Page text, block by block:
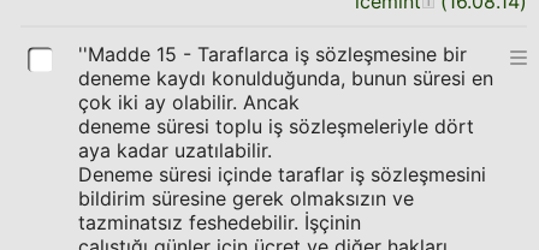
''Madde 15 - Taraflarca iş sözleşmesine bir
deneme kaydı konulduğunda, bunun süresi en
çok iki ay olabilir. Ancak
deneme süresi toplu iş sözleşmeleriyle dört
aya kadar uzatılabilir.
Deneme süresi içinde taraflar iş sözleşmesini
bildirim süresine gerek olmaksızın ve
tazminatsız feshedebilir. İşçinin